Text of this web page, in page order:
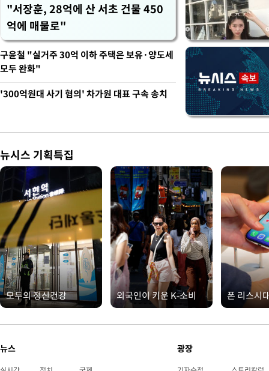
"서장훈, 28억에 산 서초 건물 450
억에 매물로"
구윤철 "실거주 30억 이하 주택은 보유·양도세
모두 완화"
'300억원대 사기 혐의' 차가원 대표 구속 송치
뉴시스 기획특집
모두의 정신건강 외국인이 키운 K-소비 폰 리스시
뉴스 광장